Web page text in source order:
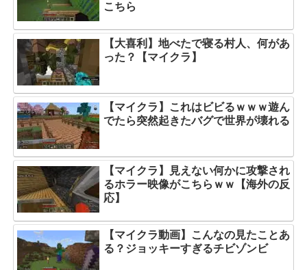
こちら
【大喜利】地べたで寝る村人、何があ
った？【マイクラ】
【マイクラ】これはビビるｗｗｗ遊ん
でたら突然起きたバグで世界が壊れる
【マイクラ】見えない何かに攻撃され
るホラー映像がこちらｗｗ【海外の反
応】
【マイクラ動画】こんなの見たことあ
る？ジョッキーすぎるチビゾンビ